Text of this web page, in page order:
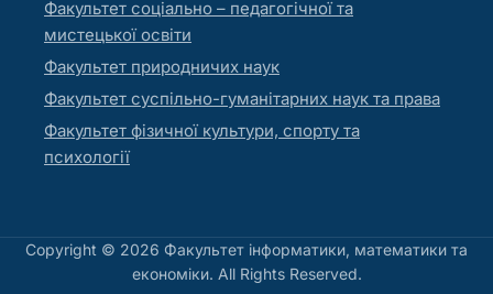
Факультет соціально – педагогічної та
мистецької освіти
Факультет природничих наук
Факультет суспільно-гуманітарних наук та права
Факультет фізичної культури, спорту та
психології
Copyright © 2026 Факультет інформатики, математики та
економіки. All Rights Reserved.